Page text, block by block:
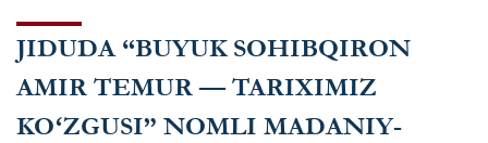
JIDUDA “BUYUK SOHIBQIRON
AMIR TEMUR — TARIXIMIZ
KOʻZGUSI” NOMLI MADANIY-